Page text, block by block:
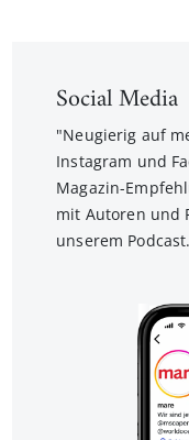
Social Media
"Neugierig auf
Instagram und
Magazin-
mit Autoren und
unserem